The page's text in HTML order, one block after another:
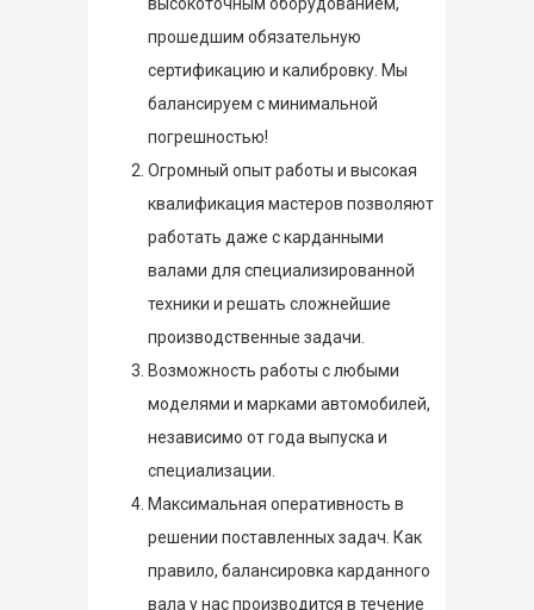
высокоточным оборудованием,
прошедшим обязательную
сертификацию и калибровку. Мы
балансируем с минимальной
погрешностью!
Огромный опыт работы и высокая
квалификация мастеров позволяют
работать даже с карданными
валами для специализированной
техники и решать сложнейшие
производственные задачи.
Возможность работы с любыми
моделями и марками автомобилей,
независимо от года выпуска и
специализации.
Максимальная оперативность в
решении поставленных задач. Как
правило, балансировка карданного
вала у нас производится в течение